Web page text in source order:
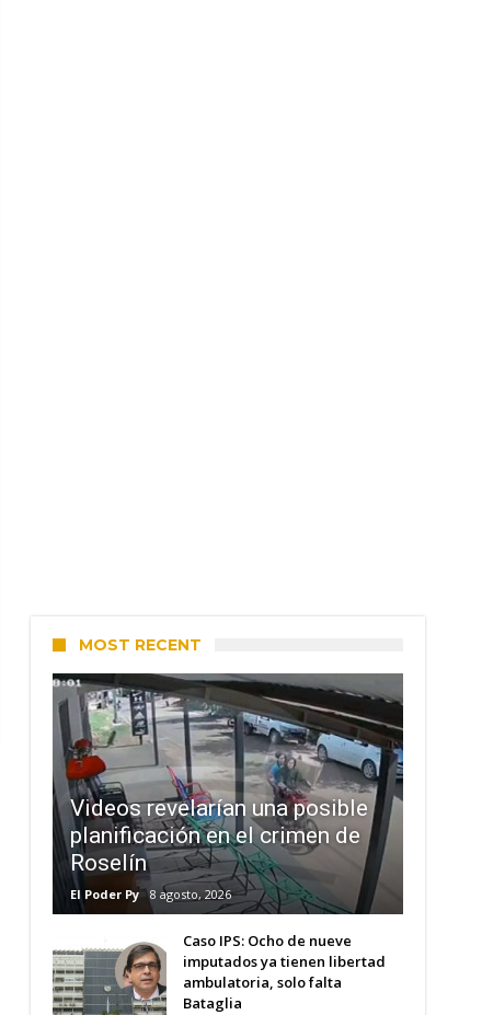
MOST RECENT
Videos revelarían una posible
planificación en el crimen de
Roselín
El Poder Py 8 agosto, 2026
Caso IPS: Ocho de nueve
imputados ya tienen libertad
ambulatoria, solo falta
Bataglia